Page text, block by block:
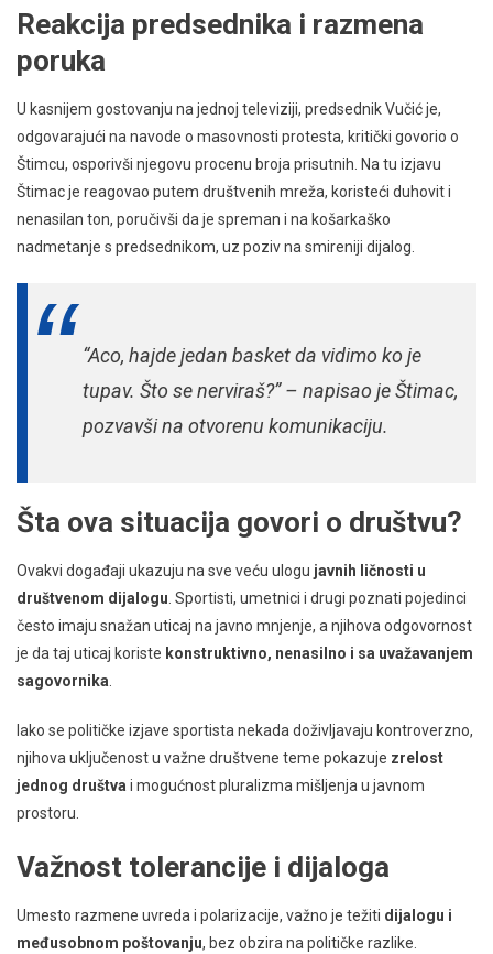
Reakcija predsednika i razmena
poruka
U kasnijem gostovanju na jednoj televiziji, predsednik Vučić je,
odgovarajući na navode o masovnosti protesta, kritički govorio o
Štimcu, osporivši njegovu procenu broja prisutnih. Na tu izjavu
Štimac je reagovao putem društvenih mreža, koristeći duhovit i
nenasilan ton, poručivši da je spreman i na košarkaško
nadmetanje s predsednikom, uz poziv na smireniji dijalog.
“Aco, hajde jedan basket da vidimo ko je
tupav. Što se nerviraš?”– napisao je Štimac,
pozvavši na otvorenu komunikaciju.
Šta ova situacija govori o društvu?
Ovakvi događaji ukazuju na sve veću ulogu javnih ličnosti u
društvenom dijalogu . Sportisti, umetnici i drugi poznati pojedinci
često imaju snažan uticaj na javno mnjenje, a njihova odgovornost
je da taj uticaj koriste konstruktivno, nenasilno i sa uvažavanjem
sagovornika
Iako se političke izjave sportista nekada doživljavaju kontroverzno,
njihova uključenost u važne društvene teme pokazuje zrelost
jednog društva i mogućnost pluralizma mišljenja u javnom
prostoru.
Važnost tolerancije i dijaloga
Umesto razmene uvreda i polarizacije, važno je težiti dijalogu i
međusobnom poštovanju, bez obzira na političke razlike.